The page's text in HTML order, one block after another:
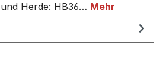
Herde: HB36… Mehr